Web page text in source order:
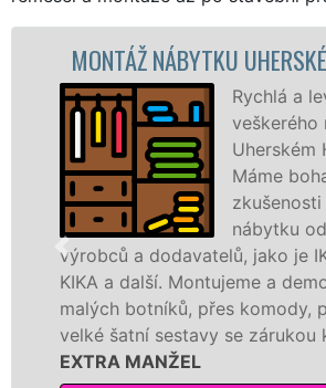
NÁBYTKU UHERSKÉ HRADIŠTĚ
Rychlá a levná montáž
veškerého nábytku v
Uherském Hradišti.
Máme bohaté
zkušenosti s montáží
nábytku od různých
a dodavatelů, jako je IKEA, Asko,
další. Montujeme a demontujeme od
botníků, přes komody, postele až po
sestavy se zárukou kvality sítě
MANŽEL